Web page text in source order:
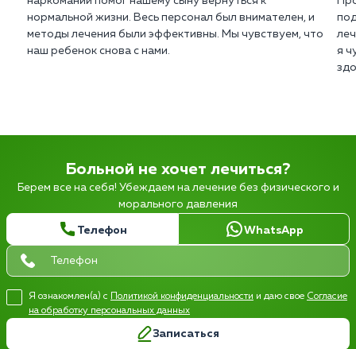
нормальной жизни. Весь персонал был внимателен, и
методы лечения были эффективны. Мы чувствуем, что
наш ребенок снова с нами.
я
Больной не хочет лечиться?
Берем все на себя! Убеждаем на лечение без физического и
морального давления
Телефон WhatsApp
Я ознакомлен(а) с Политикой конфиденциальности и даю свое Согласие
на обработку персональных данных
Записаться